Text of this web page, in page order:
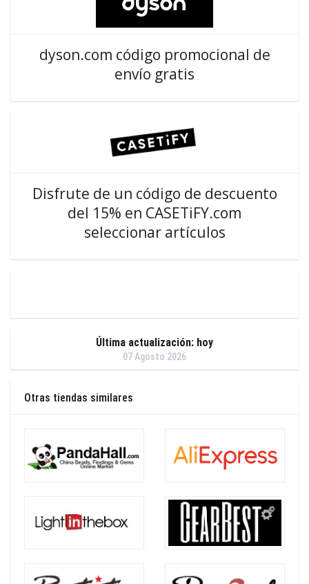
dyson.com código promocional de
envío gratis
Disfrute de un código de descuento
del 15% en CASETiFY.com
seleccionar artículos
Última actualización: hoy
07 Agosto 2026
Otras tiendas similares